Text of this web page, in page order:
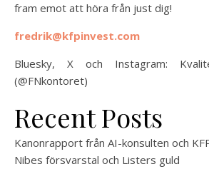
fram emot att höra från just dig!
fredrik@kfpinvest.com
Bluesky, X och Instagram:
(@FNkontoret)
Recent Posts
Kanonrapport från AI-konsulten och
Nibes försvarstal och Listers guld